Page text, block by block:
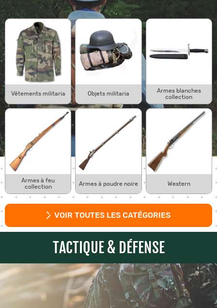
Vêtements militaria Objets militaria
Armes blanches
collection
Armes à feu
collection
Armes à poudre noire Western
VOIR TOUTES LES CATÉGORIES
TACTIQUE & DÉFENSE